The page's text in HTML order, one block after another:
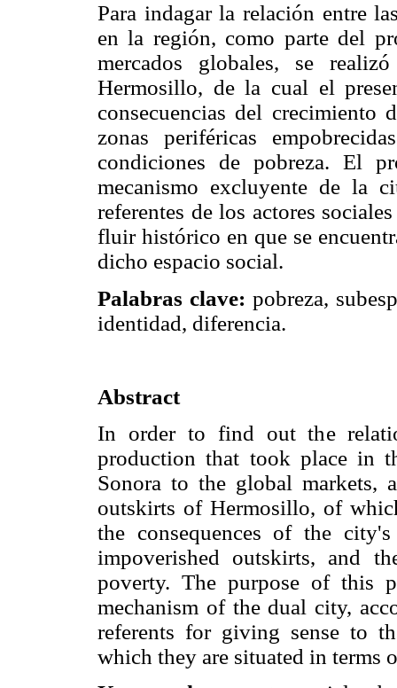
Para indagar la relación entre
en la región, como parte del
mercados globales, se
Hermosillo, de la cual el
consecuencias del
zonas periféricas
condiciones de pobreza. El
mecanismo excluyente de la
referentes de los actores
fluir histórico en que se
dicho espacio social.
Palabras clave: pobreza,
identidad, diferencia.
Abstract
In order to find out the
production that took place in
Sonora to the global markets,
outskirts of Hermosillo, of
the consequences of the
impoverished outskirts, and
poverty. The purpose of this
mechanism of the dual city,
referents for giving sense to
which they are situated in terms